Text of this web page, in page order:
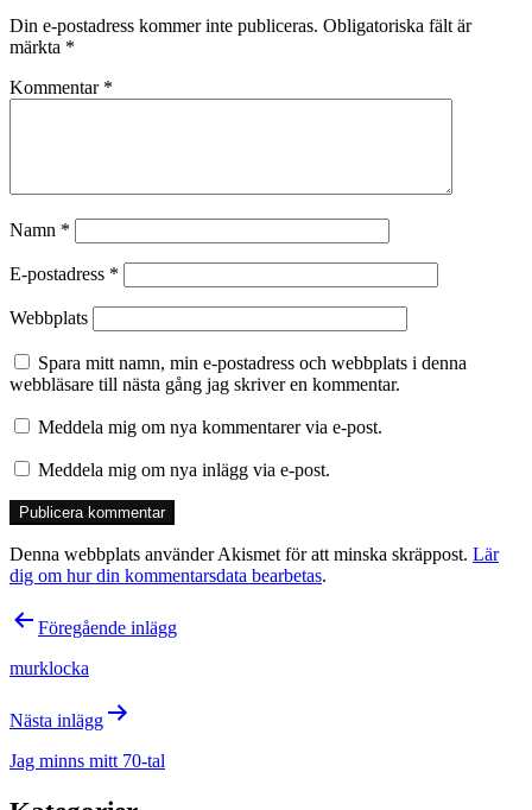
Din e-postadress kommer inte publiceras. Obligatoriska fält är
märkta *
Kommentar *
Namn *
E-postadress *
Webbplats
Spara mitt namn, min e-postadress och webbplats i denna
webbläsare till nästa gång jag skriver en kommentar.
Meddela mig om nya kommentarer via e-post.
Meddela mig om nya inlägg via e-post.
Denna webbplats använder Akismet för att minska skräppost. Lär
dig om hur din kommentarsdata bearbetas.
Inläggsnavigering
Föregående inlägg
murklocka
Nästa inlägg
Jag minns mitt 70-tal